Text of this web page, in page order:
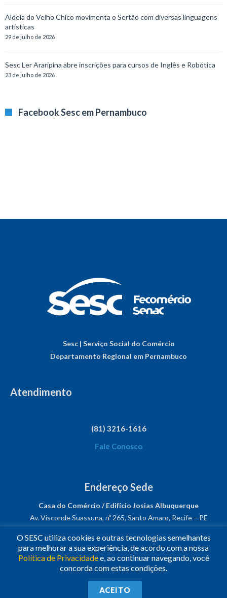
Aldeia do Velho Chico movimenta o Sertão com diversas linguagens
artísticas
29 de julho de 2026
Sesc Ler Araripina abre inscrições para cursos de Inglês e Robótica
23 de julho de 2026
Facebook Sesc em Pernambuco
Sesc | Serviço Social do Comércio
Departamento Regional em Pernambuco
Atendimento
(81) 3216-1616
Fale Conosco
Endereço Sede
Casa do Comércio / Edifício Josias Albuquerque
Av. Visconde Suassuna, nº 265, Santo Amaro, Recife – PE
CNPJ: 03.482.931/0001-61
Siga-nos!
Todos os Direitos Reservados.
O SESC utiliza cookies e outras tecnologias semelhantes
para melhorar a sua experiência, de acordo com a nossa
Política de Privacidadee, ao continuar navegando, você
concorda com estas condições.
ACEITO